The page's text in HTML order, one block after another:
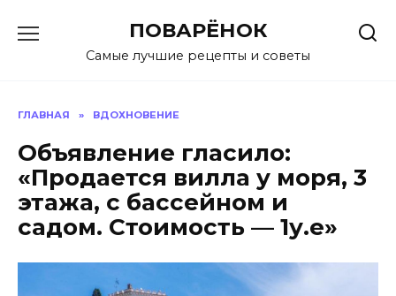
содержанию
ПОВАРЁНОК
Самые лучшие рецепты и советы
ГЛАВНАЯ » ВДОХНОВЕНИЕ
Объявление гласило:
«Продается вилла у моря, 3
этажа, с бассейном и
садом. Стоимость — 1у.е»